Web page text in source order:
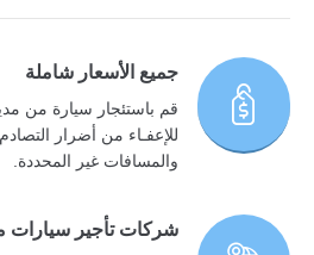
جميع الأسعار شاملة
قم باستئجار سيارة من
للإعفـاء من أضرار
والمسافات غير المحددة.
شركات تأجير سيارات